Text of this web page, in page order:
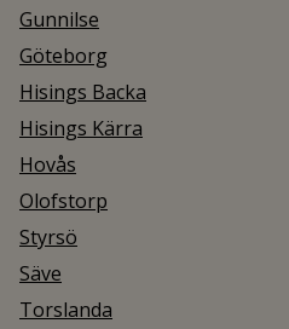
Gunnilse
Göteborg
Hisings Backa
Hisings Kärra
Hovås
Olofstorp
Styrsö
Säve
Torslanda